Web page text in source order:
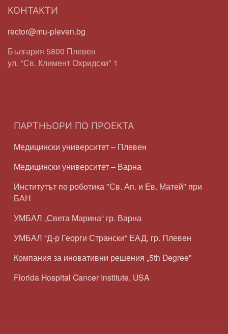
КОНТАКТИ
rector@mu-pleven.bg
България 5800 Плевен
ул. "Св. Климент Охридски" 1
ПАРТНЬОРИ ПО ПРОЕКТА
Медицински университет – Плевен
Медицински университет – Варна
Институтът по роботика "Св. Ап. и Ев. Матей" при
БАН
УМБАЛ „Света Марина“ гр. Варна
УМБАЛ “Д-р Георги Странски“ ЕАД, гр. Плевен
Компания за иновативни решения „5th Degree"
Florida Hospital Cancer Institute, USA